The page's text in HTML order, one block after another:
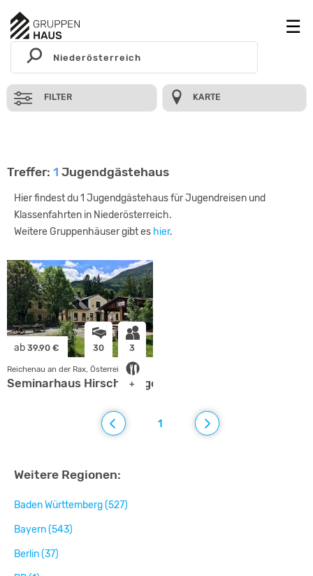
FILTER KARTE
Treffer: 1 Jugendgästehaus
Hier findest du 1 Jugendgästehaus für Jugendreisen und
Klassenfahrten in Niederösterreich.
Weitere Gruppenhäuser gibt es hier.
ab 39.90 € 30 3
+
Reichenau an der Rax, Österreich
Seminarhaus Hirschwangerhof
1
Weitere Regionen:
Baden Württemberg (527)
Bayern (543)
Berlin (37)